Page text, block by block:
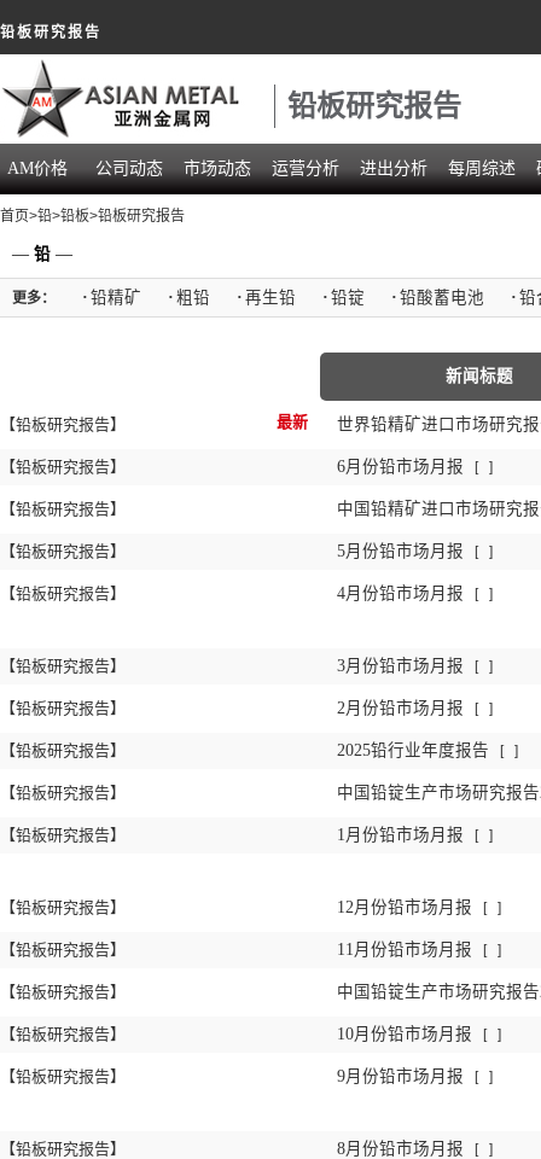
铅板研究报告
铅板研究报告
AM价格 公司动态 市场动态 运营分析 进出分析 每周综述
首页>铅>铅板>铅板研究报告
— 铅 —
更多： · 铅精矿 · 粗铅 · 再生铅 · 铅锭 · 铅酸蓄电池 · 铅
【铅板研究报告】 最新
【铅板研究报告】
【铅板研究报告】
【铅板研究报告】
【铅板研究报告】
【铅板研究报告】
【铅板研究报告】
【铅板研究报告】
【铅板研究报告】
【铅板研究报告】
【铅板研究报告】
【铅板研究报告】
【铅板研究报告】
【铅板研究报告】
【铅板研究报告】
【铅板研究报告】
新闻标题
世界铅精矿进口市场研究
6月份铅市场月报 [ ]
中国铅精矿进口市场研究
5月份铅市场月报 [ ]
4月份铅市场月报 [ ]
3月份铅市场月报 [ ]
2月份铅市场月报 [ ]
2025铅行业年度报告 [ ]
中国铅锭生产市场研究报
1月份铅市场月报 [ ]
12月份铅市场月报 [ ]
11月份铅市场月报 [ ]
中国铅锭生产市场研究报
10月份铅市场月报 [ ]
9月份铅市场月报 [ ]
8月份铅市场月报 [ ]